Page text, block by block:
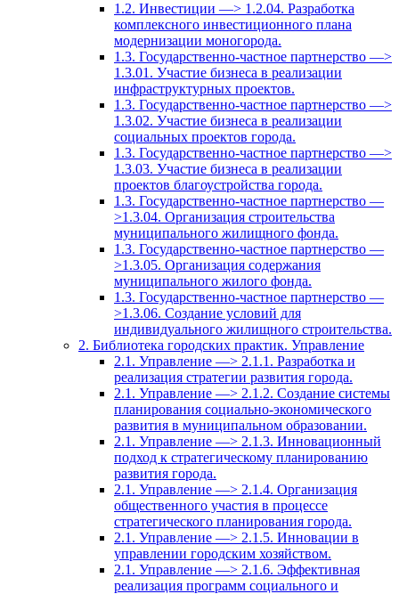
1.2. Инвестиции —> 1.2.04. Разработка
комплексного инвестиционного плана
модернизации моногорода.
1.3. Государственно-частное партнерство —>
1.3.01. Участие бизнеса в реализации
инфраструктурных проектов.
1.3. Государственно-частное партнерство —>
1.3.02. Участие бизнеса в реализации
социальных проектов города.
1.3. Государственно-частное партнерство —>
1.3.03. Участие бизнеса в реализации
проектов благоустройства города.
1.3. Государственно-частное партнерство —
>1.3.04. Организация строительства
муниципального жилищного фонда.
1.3. Государственно-частное партнерство —
>1.3.05. Организация содержания
муниципального жилого фонда.
1.3. Государственно-частное партнерство —
>1.3.06. Создание условий для
индивидуального жилищного строительства.
2. Библиотека городских практик. Управление
2.1. Управление —> 2.1.1. Разработка и
реализация стратегии развития города.
2.1. Управление —> 2.1.2. Создание системы
планирования социально-экономического
развития в муниципальном образовании.
2.1. Управление —> 2.1.3. Инновационный
подход к стратегическому планированию
развития города.
2.1. Управление —> 2.1.4. Организация
общественного участия в процессе
стратегического планирования города.
2.1. Управление —> 2.1.5. Инновации в
управлении городским хозяйством.
2.1. Управление —> 2.1.6. Эффективная
реализация программ социального и